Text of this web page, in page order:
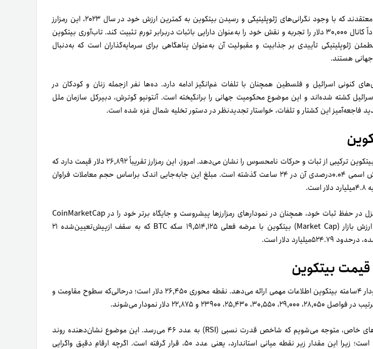
تحلیلگران صنعت معتقدند که با وجود نگرانی‌های ژئوپلیتیکی و رسیدن بیتکوین به کمترین ارزش خود در سال ۲۰۲۳، این رمزارز
آماده است تا مجدداً کانال ۳۰,۰۰۰ دلار را تجربه و نقش خود را به‌عنوان دارایی باثبات دربرابر تورم تثبیت کند. تاب‌آوری بیتکوین
ژئوپلیتیکی تأییدی بر جذابیت و مقبولیت آن به‌عنوان پناهگاهی برای سرمایه‌گذاران است که به‌دنبال
جهانی هستند.
کنونی اسرائیل و فلسطین همچنان با تلفات غم‌انگیز ادامه دارد. ده‌ها نفر ازجمله زنان و کودکان در
کشته شده‌اند و این موضوع محکومیت جهانی را برانگیخته است. آنتونیو گوترش، دبیرکل سازمان ملل
فاجعه‌آمیز این کشتار و تلفات، خواستار تجدیدنظر در دستور تخلیه شمال غزه شده است.
پویایی بازار فعلی بیتکوین ترکیبی از ثبات و حرکات نامحسوس را نشان می‌دهد. امروز، این رمزارز تقریباً ۲۶,۸۹۲ دلار قیمت دارد که
نشان‌دهنده افزایش اسمی ۰.۰۴درصدی آن در ۲۴ ساعت گذشته است. مبلغ این جابه‌جایی اندک براساس حجم معاملات فراوان
بیتکوین بدون تزلزل در حفظ ثبات خود، همچنان در نمودارهای رمزارزها پیشروست و جایگاه برتر خود را در CoinMarketCap
حفظ کرده است. ارزش بازار (Market Cap) بیتکوین با عرضه فعلی ۱۹,۵۱۴,۱۲۵ سکه BTC که به سقف ازپیش‌تعیین‌شده ۲۱
دلار است.
بیتکوین
از دیدگاه فنی، نمودار ۴ساعته بیتکوین اطلاعات مهمی ارائه می‌دهد. نقطه محوری ۲۶,۴۵۰ دلار است؛ درحالی‌که سطوح مقاومت و
۲۳۹۰۰ و ۲۲,۸۷۵ دلار نمودار می‌شوند.
با بررسی شاخص‌های خاص، متوجه می‌شویم که شاخص قدرت نسبی (RSI) به عدد ۴۶ می‌رسد. این موضوع نشان‌دهنده روند
نزولی نامحسوسی است؛ زیرا این مقدار زیر نقطه میانی استاندارد، یعنی عدد ۵۰، قرار گرفته است. اگرچه ارقام دقیق واگرایی